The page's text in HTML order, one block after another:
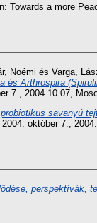
Towards a more
Noémi és Varga,
Arthrospira
7., 2004.10.07,
savanyú
október 7.,
perspektívák,